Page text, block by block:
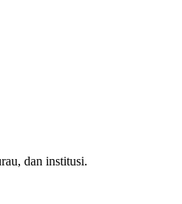
dan institusi.